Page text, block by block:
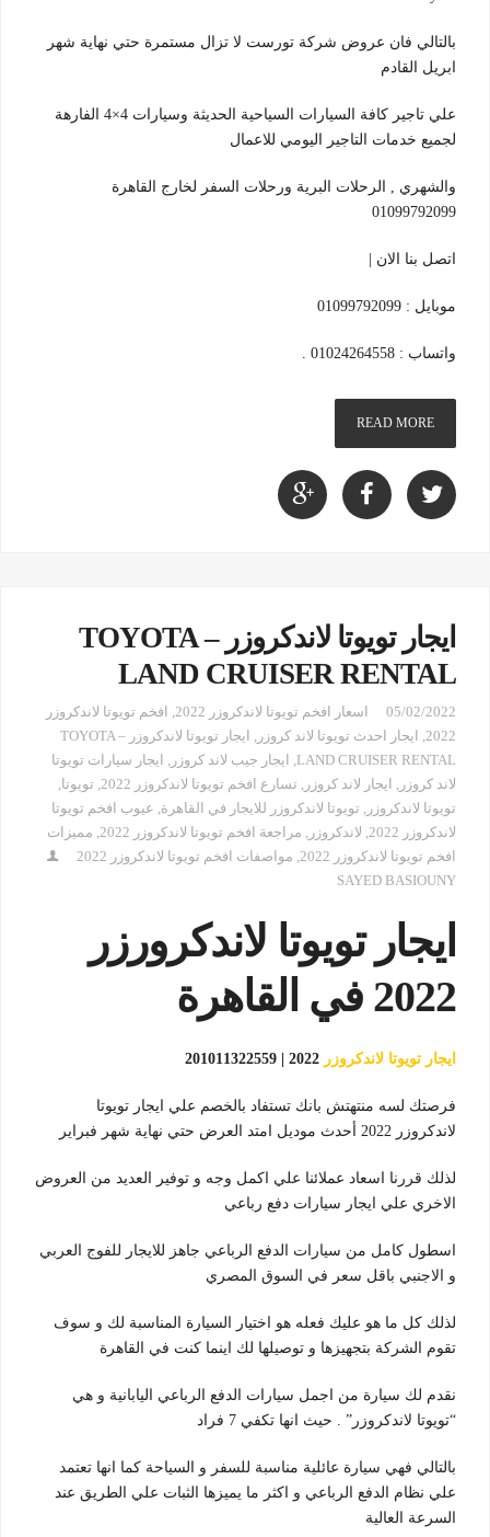
بالتالي فان عروض شركة تورست لا تزال مستمرة حتي نهاية شهر
ابريل القادم
علي تاجير كافة السيارات السياحية الحديثة وسيارات 4×4 الفارهة
لجميع خدمات التاجير اليومي للاعمال
والشهري , الرحلات البرية ورحلات السفر لخارج القاهرة
01099792099
اتصل بنا الان |
موبايل : 01099792099
واتساب : 01024264558 .
READ MORE
ايجار تويوتا لاندكروزر – TOYOTA
LAND CRUISER RENTAL
05/02/2022 اسعار افخم تويوتا لاندكروزر 2022
افخم تويوتا لاندكروزر
2022 ايجار احدث تويوتا لاند كروزر
ايجار تويوتا لاندكروزر – TOYOTA
LAND CRUISER RENTAL ايجار جيب لاند كروزر
ايجار سيارات تويوتا
لاند كروزر
ايجار لاند كروزر تسارع افخم تويوتا لاندكروزر 2022 تويوتا
تويوتا لاندكروزر
تويوتا لاندكروزر للايجار في القاهرة عيوب افخم تويوتا
لاندكروزر 2022
لاندكروزر مراجعة افخم تويوتا لاندكروزر 2022
مميزات
افخم تويوتا لاندكروزر 2022
مواصفات افخم تويوتا لاندكروزر 2022
SAYED BASIOUNY
ايجار تويوتا لاندكرورزر
2022 في القاهرة
ايجار تويوتا لاندكروزر
فرصتك لسه منتهتش بانك تستفاد بالخصم علي ايجار تويوتا
لاندكروزر 2022 أحدث موديل امتد العرض حتي نهاية شهر فبراير
لذلك قررنا اسعاد عملائنا علي اكمل وجه و توفير العديد من العروض
الاخري علي ايجار سيارات دفع رباعي
اسطول كامل من سيارات الدفع الرباعي جاهز للايجار للفوج العربي
و الاجنبي باقل سعر في السوق المصري
لذلك كل ما هو عليك فعله هو اختيار السيارة المناسبة لك و سوف
تقوم الشركة بتجهيزها و توصيلها لك اينما كنت في القاهرة
نقدم لك سيارة من اجمل سيارات الدفع الرباعي اليابانية و هي
“تويوتا لاندكروزر” . حيث انها تكفي 7 فراد
بالتالي فهي سيارة عائلية مناسبة للسفر و السياحة كما انها تعتمد
علي نظام الدفع الرباعي و اكثر ما يميزها الثبات علي الطريق عند
السرعة العالية